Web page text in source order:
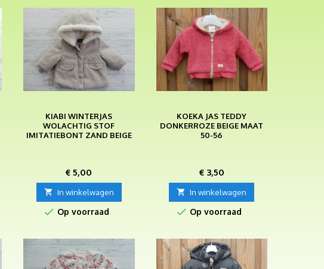
KIABI WINTERJAS
WOLACHTIG STOF
IMITATIEBONT ZAND BEIGE
Prijs
€ 5,00
 In winkelwagen
 Op voorraad
KOEKA JAS TEDDY
DONKERROZE BEIGE MAAT
50-56
Prijs
€ 3,50
 In winkelwagen
 Op voorraad